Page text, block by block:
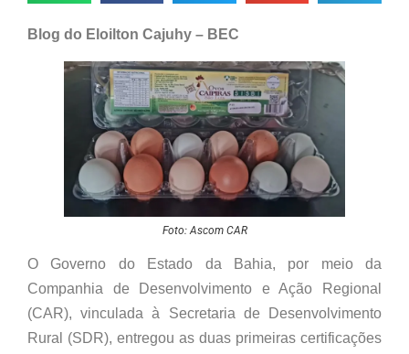
Blog do Eloilton Cajuhy – BEC
Foto: Ascom CAR
O Governo do Estado da Bahia, por meio da
Companhia de Desenvolvimento e Ação Regional
(CAR), vinculada à Secretaria de Desenvolvimento
Rural (SDR), entregou as duas primeiras certificações